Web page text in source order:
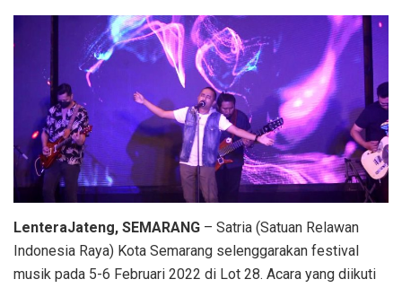
LenteraJateng, SEMARANG – Satria (Satuan Relawan
Indonesia Raya) Kota Semarang selenggarakan festival
musik pada 5-6 Februari 2022 di Lot 28. Acara yang diikuti